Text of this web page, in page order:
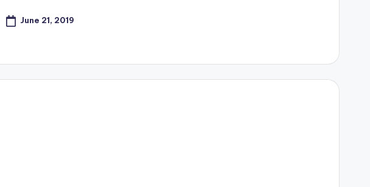
June 21, 2019